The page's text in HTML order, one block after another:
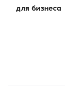
для бизнеса